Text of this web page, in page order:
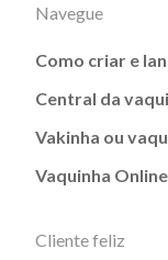
Navegue
Como criar e
Central da
Vakinha ou
Vaquinha Online
Cliente feliz